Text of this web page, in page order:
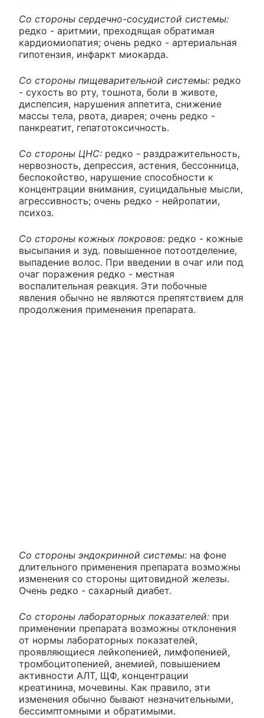
Со стороны сердечно-сосудистой системы:
редко - аритмии, преходящая обратимая
кардиомиопатия; очень редко - артериальная
гипотензия, инфаркт миокарда.
Со стороны пищеварительной системы: редко
- сухость во рту, тошнота, боли в животе,
диспепсия, нарушения аппетита, снижение
массы тела, рвота, диарея; очень редко -
панкреатит, гепатотоксичность.
Со стороны ЦНС: редко - раздражительность,
нервозность, депрессия, астения, бессонница,
беспокойство, нарушение способности к
концентрации внимания, суицидальные мысли,
агрессивность; очень редко - нейропатии,
психоз.
Со стороны кожных покровов: редко - кожные
высыпания и зуд. повышенное потоотделение,
выпадение волос. При введении в очаг или под
очаг поражения редко - местная
воспалительная реакция. Эти побочные
явления обычно не являются препятствием для
продолжения применения препарата.
Со стороны эндокринной системы: на фоне
длительного применения препарата возможны
изменения со стороны щитовидной железы.
Очень редко - сахарный диабет.
Со стороны лабораторных показателей: при
применении препарата возможны отклонения
от нормы лабораторных показателей,
проявляющиеся лейкопенией, лимфопенией,
тромбоцитопенией, анемией, повышением
активности АЛТ, ЩФ, концентрации
креатинина, мочевины. Как правило, эти
изменения обычно бывают незначительными,
бессимптомными и обратимыми.